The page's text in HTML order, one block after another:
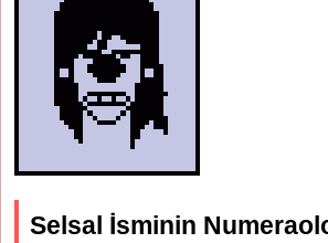
Selsal İsminin